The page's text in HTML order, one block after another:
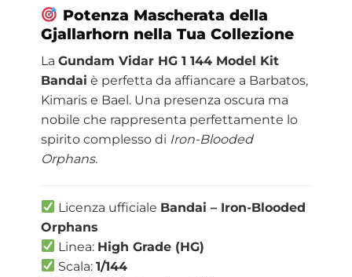
Potenza Mascherata della
Gjallarhorn nella Tua Collezione
La Gundam Vidar HG 1 144 Model Kit
Bandai è perfetta da affiancare a Barbatos,
Kimaris e Bael. Una presenza oscura ma
nobile che rappresenta perfettamente lo
spirito complesso di Iron-Blooded
Orphans.
Licenza ufficiale Bandai – Iron-Blooded
Orphans
Linea: High Grade (HG)
Scala:1/144